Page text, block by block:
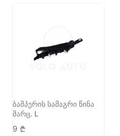
ბამპერის სამაგრი წინა
მარც. L
9 ₾